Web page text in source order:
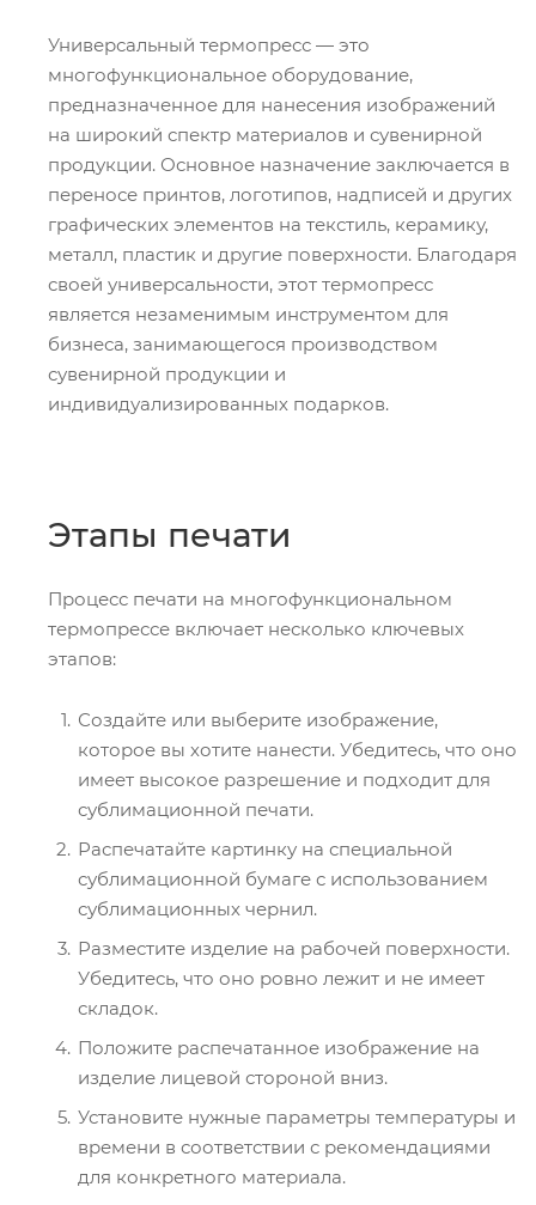
Универсальный термопресс — это
многофункциональное оборудование,
предназначенное для нанесения изображений
на широкий спектр материалов и сувенирной
продукции. Основное назначение заключается в
переносе принтов, логотипов, надписей и других
графических элементов на текстиль, керамику,
металл, пластик и другие поверхности. Благодаря
своей универсальности, этот термопресс
является незаменимым инструментом для
бизнеса, занимающегося производством
сувенирной продукции и
индивидуализированных подарков.
Этапы печати
Процесс печати на многофункциональном
термопрессе включает несколько ключевых
этапов:
Создайте или выберите изображение,
которое вы хотите нанести. Убедитесь, что оно
имеет высокое разрешение и подходит для
сублимационной печати.
Распечатайте картинку на специальной
сублимационной бумаге с использованием
сублимационных чернил.
Разместите изделие на рабочей поверхности.
Убедитесь, что оно ровно лежит и не имеет
складок.
Положите распечатанное изображение на
изделие лицевой стороной вниз.
Установите нужные параметры температуры и
времени в соответствии с рекомендациями
для конкретного материала.